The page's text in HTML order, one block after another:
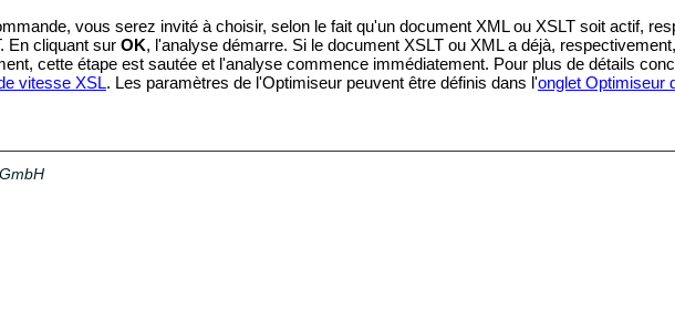
vous serez invité à choisir, selon le fait qu'un document XML ou XSLT soit actif,
En cliquant sur OK, l'analyse démarre. Si le document XSLT ou XML a déjà,
cette étape est sautée et l'analyse commence immédiatement. Pour plus de détails
vitesse XSL. Les paramètres de l'Optimiseur peuvent être définis dans l'onglet Optimiseur